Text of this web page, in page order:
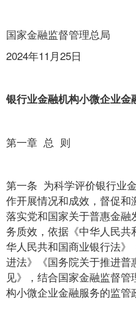
国家金融监督管理总局
2024年11月25日
银行业金融机构小微企业金
第一章 总 则
第一条 为科学评价银行业
作开展情况和成效，督促
落实党和国家关于普惠金
务质效，依据《中华人民
华人民共和国商业银行法
进法》《国务院关于推进
见》，结合国家金融监督
构小微企业金融服务的监管